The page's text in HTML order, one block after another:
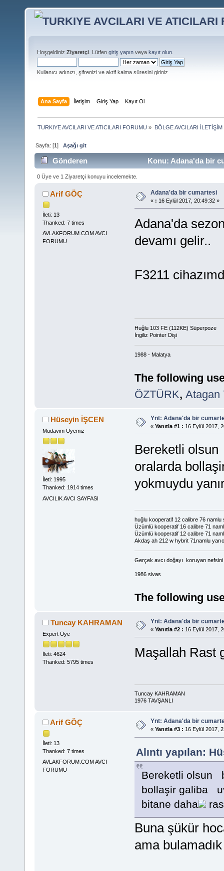
Hoşgeldiniz Ziyaretçi . Lütfen giriş yapın veya kayıt olun
Kullanıcı adınızı, şifrenizi ve aktif kalma süresini giriniz
Ana Sayfa İletişim Giriş Yap Kayıt Ol
TURKIYE AVCILARI VE ATICILARI FORUMU » BÖLGE AVCILARI
Sayfa: [1]Aşağı git
Gönderen Konu: Adana'da bir
0 Üye ve 1 Ziyaretçi konuyu incelemekte.
Arif GÖÇ
İleti: 13
Thanked: 7 times
AVLAKFORUM.COM AVCI
FORUMU
Adana'da bir cumartesi
« : 16 Eylül 2017, 20:49:32 »
Adana'da
devamı gelir..
F3211
Huğlu 103 FE (112KE) Süperpoze
İngiliz Pointer Dişi
1988 - Malatya
The following
ÖZTÜRK, Atagan
Hüseyin İŞCEN
Müdavim Üyemiz
İleti: 1995
Thanked: 1914 times
AVCILIK AVCI SAYFASI
Ynt: Adana'da bir
« Yanıtla #1 : 16 Eylül 2017,
Bereketli
oralarda
yokmuydu
huğlu kooperatif 12 calibre 76 namlu
Üzümlü kooperatif 16 calibre 71
Üzümlü kooperatif 12 calibre 71
Akdaş ah 212 w hybrit 71namlu
Gerçek avcı doğayı koruyan nefsini
1986 sivas
The following
Tuncay KAHRAMAN
Expert Üye
İleti: 4624
Thanked: 5795 times
Ynt: Adana'da bir
« Yanıtla #2 : 16 Eylül 2017,
Maşallah Rast
Tuncay KAHRAMAN
1976 TAVŞANLI
Arif GÖÇ
İleti: 13
Thanked: 7 times
AVLAKFORUM.COM AVCI
FORUMU
Ynt: Adana'da bir
« Yanıtla #3 : 16 Eylül 2017,
Alıntı yapılan:
Bereketli olsun
bollaşir galiba
bitane daha
Buna şükür
ama